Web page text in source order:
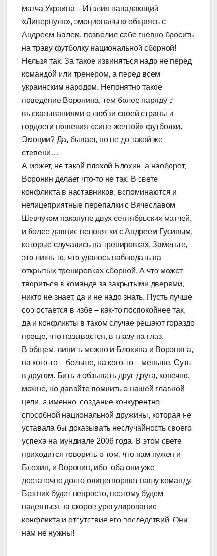
матча Украина – Италия нападающий
«Ливерпуля», эмоционально общаясь с
Андреем Балем, позволил себе гневно бросить
на траву футболку национальной сборной!
Нельзя так. За такое извиняться надо не перед
командой или тренером, а перед всем
украинским народом. Непонятно такое
поведение Воронина, тем более наряду с
высказываниями о любви своей страны и
гордости ношения «сине-желтой» футболки.
Эмоции? Да, бывает, но не до такой же
степени…
А может, не такой плохой Блохин, а наоборот,
Воронин делает что-то не так. В свете
конфликта в наставников, вспоминаются и
нелицеприятные перепалки с Вячеславом
Шевчуком накануне двух сентябрьских матчей,
и более давние непонятки с Андреем Гусиным,
которые случались на тренировках. Заметьте,
это лишь то, что удалось наблюдать на
открытых тренировках сборной. А что может
твориться в команде за закрытыми дверями,
никто не знает, да и не надо знать. Пусть лучше
сор остается в избе – как-то поспокойнее так,
да и конфликты в таком случае решают гораздо
проще, что называется, в глазу на глаз.
В общем, винить можно и Блохина и Воронина,
на кого-то – больше, на кого-то – меньше. Суть
в другом. Бить и обзывать друг друга, конечно,
можно, но давайте помнить о нашей главной
цели, а именно, создание конкурентно
способной национальной дружины, которая не
уставала бы доказывать неслучайность своего
успеха на мундиале 2006 года. В этом свете
приходится говорить о том, что нам нужен и
Блохин, и Воронин, ибо оба они уже
достаточно долго олицетворяют нашу команду.
Без них будет непросто, поэтому будем
надеяться на скорое урегулирование
конфликта и отсутствие его последствий. Они
нам не нужны!